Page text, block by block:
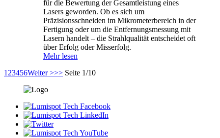
für die Bewertung der Gesamtleistung eines
Lasers geworden. Ob es sich um
Präzisionsschneiden im Mikrometerbereich in der
Fertigung oder um die Entfernungsmessung mit
Lasern handelt – die Strahlqualität entscheidet oft
über Erfolg oder Misserfolg.
Mehr lesen
1 23456Weiter >>> Seite 1/10